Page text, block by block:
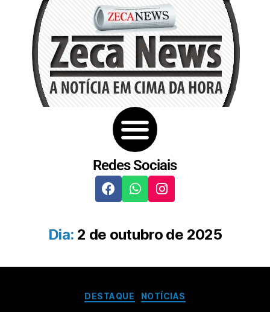
Redes Sociais
Dia: 2 de outubro de 2025
DESTAQUE NOTÍCIAS